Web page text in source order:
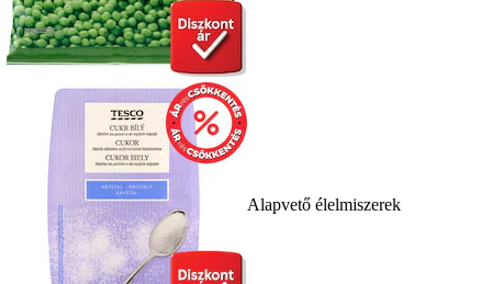
Alapvető élelmiszerek